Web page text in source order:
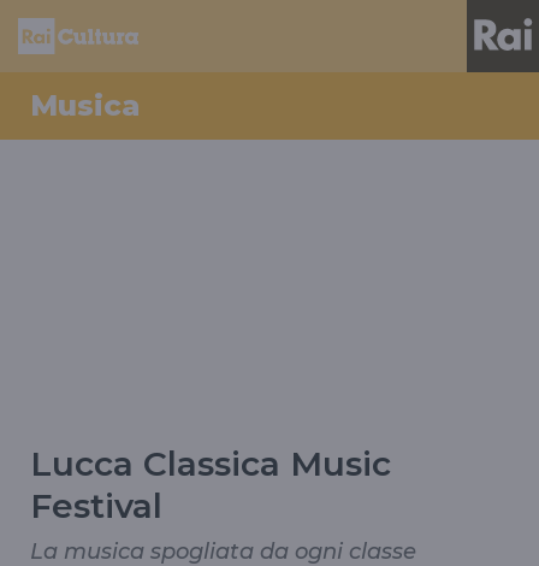
Musica
Lucca Classica Music
Festival
La musica spogliata da ogni classe